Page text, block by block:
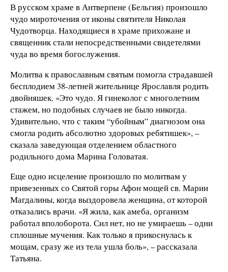
В русском храме в Антверпене (Бельгия) произошло
чудо мироточения от иконы святителя Николая
Чудотворца. Находящиеся в храме прихожане и
священник стали непосредственными свидетелями
чуда во время богослужения.
Молитва к православным святым помогла страдавшей
бесплодием 38-летней жительнице Ярославля родить
двойняшек. «Это чудо. Я гинеколог с многолетним
стажем, но подобных случаев не было никогда.
Удивительно, что с таким “убойным” диагнозом она
смогла родить абсолютно здоровых ребятишек», –
сказала заведующая отделением областного
родильного дома Марина Головатая.
Еще одно исцеление произошло по молитвам у
привезенных со Святой горы Афон мощей св. Марии
Магдалины, когда выздоровела женщина, от которой
отказались врачи. «Я жила, как амеба, организм
работал вполоборота. Сил нет, но не умираешь – одни
сплошные мучения. Как только я прикоснулась к
мощам, сразу же из тела ушла боль», – рассказала
Татьяна.